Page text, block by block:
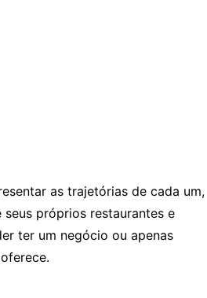
as trajetórias de cada um,
próprios restaurantes e
ter um negócio ou apenas